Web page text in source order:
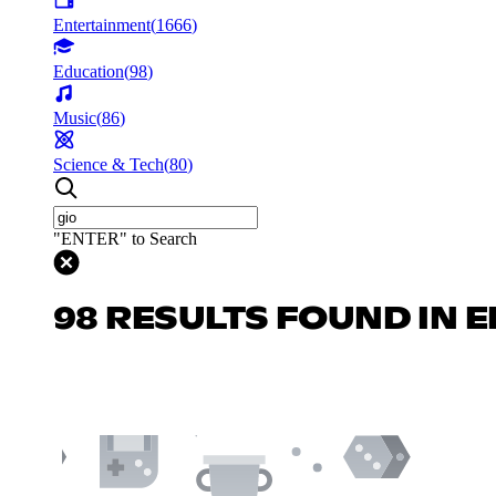
Entertainment(1666)
Education(98)
Music(86)
Science & Tech(80)
"ENTER" to Search
98 RESULTS FOUND IN